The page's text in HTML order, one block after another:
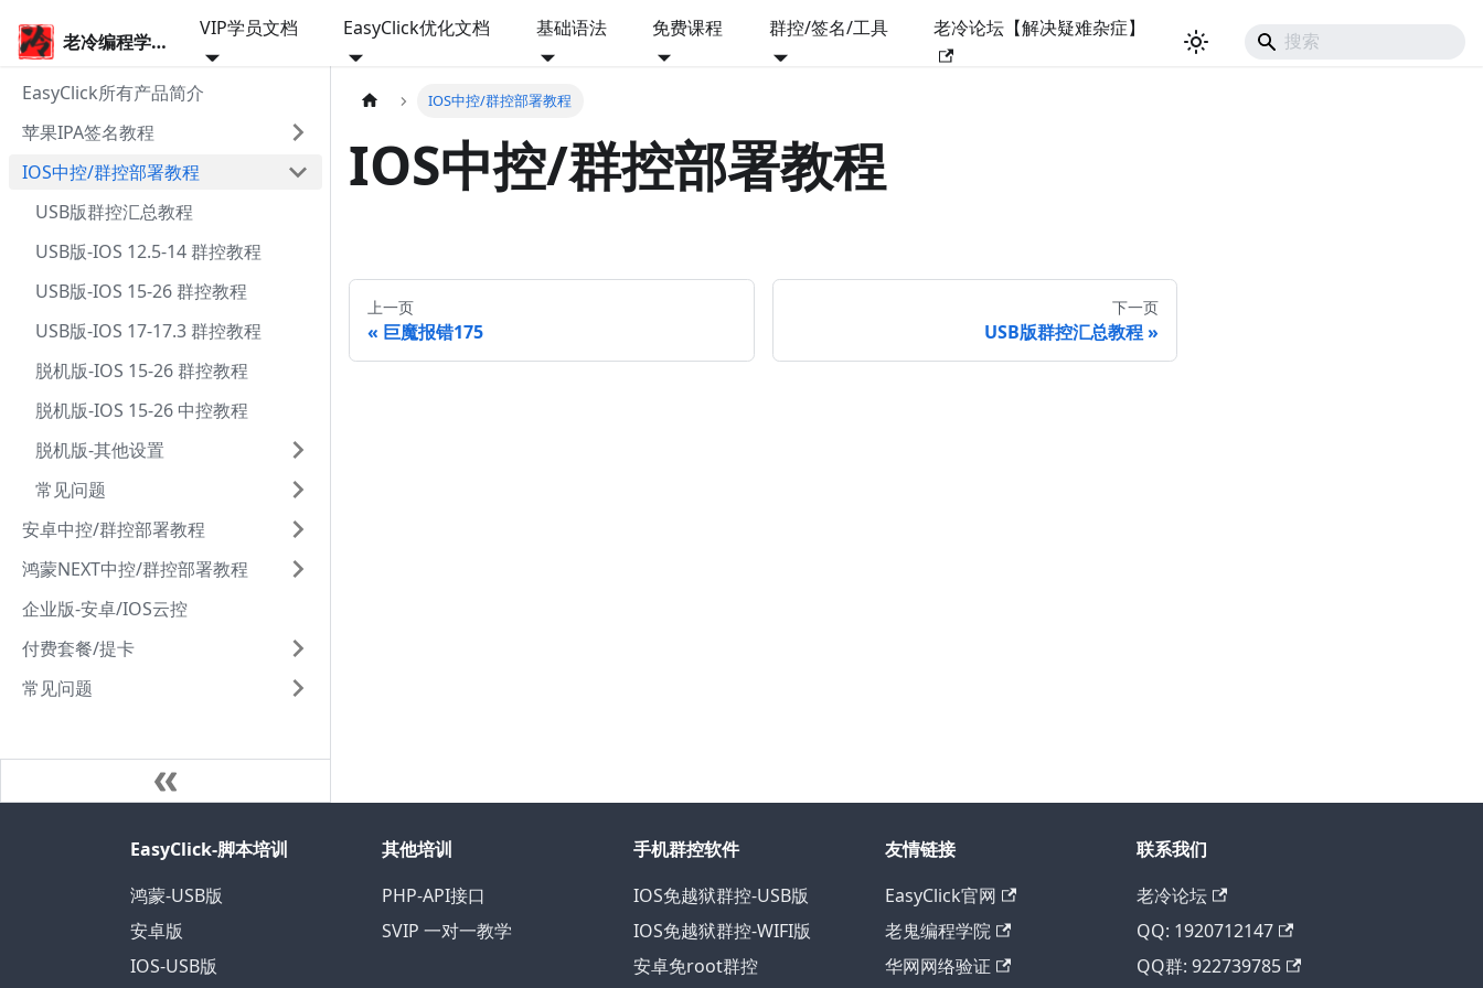
老冷编程学院
VIP学员文档 EasyClick优化文档 基础语法 免费课程 群控/签名/工具 老冷论坛【解决疑难杂症】
EasyClick所有产品简介
苹果IPA签名教程
IOS中控/群控部署教程
USB版群控汇总教程
USB版-IOS 12.5-14 群控教程
USB版-IOS 15-26 群控教程
USB版-IOS 17-17.3 群控教程
脱机版-IOS 15-26 群控教程
脱机版-IOS 15-26 中控教程
脱机版-其他设置
常见问题
安卓中控/群控部署教程
鸿蒙NEXT中控/群控部署教程
企业版-安卓/IOS云控
付费套餐/提卡
常见问题
IOS中控/群控部署教程
IOS中控/群控部署教程
上一页
巨魔报错175
下一页
USB版群控汇总教程
EasyClick-脚本培训
鸿蒙-USB版
安卓版
IOS-USB版
其他培训
PHP-API接口
SVIP 一对一教学
手机群控软件
IOS免越狱群控-USB版
IOS免越狱群控-WIFI版
安卓免root群控
友情链接
EasyClick官网
老鬼编程学院
华网网络验证
联系我们
老冷论坛
QQ: 1920712147
QQ群: 922739785